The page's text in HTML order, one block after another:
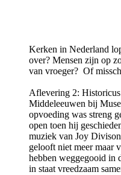
Kerken in Nederland
over? Mensen zijn op
van vroeger? Of
Aflevering 2:
Middeleeuwen bij
opvoeding was streng
open toen hij
muziek van Joy
gelooft niet meer maar
hebben weggegooid in
in staat vreedzaam